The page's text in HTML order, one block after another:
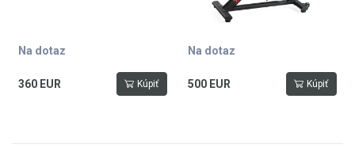
Na dotaz
360 EUR Kúpiť
Na dotaz
500 EUR Kúpiť